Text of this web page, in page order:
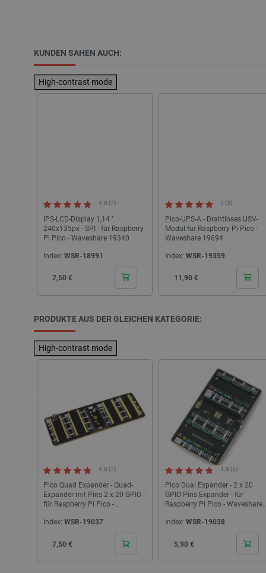
KUNDEN SAHEN AUCH:
High-contrast mode
4.8 (7)
IPS-LCD-Display 1,14 ''
240x135px - SPI - für Raspberry
Pi Pico - Waveshare 19340
Index: WSR-18991
Cena
7,50 €
5 (3)
Pico-UPS-A - Drahtloses USV-
Modul für Raspberry Pi Pico -
Waveshare 19694
Index: WSR-19359
Cena
11,90 €
PRODUKTE AUS DER GLEICHEN KATEGORIE:
High-contrast mode
4.8 (7)
Pico Quad Expander - Quad-
Expander mit Pins 2 x 20 GPIO -
für Raspberry Pi Pico -
Index: WSR-19037
Cena
7,50 €
4.8 (5)
Pico Dual Expander - 2 x 20
GPIO Pins Expander - für
Raspberry Pi Pico - Waveshare
Index: WSR-19038
Cena
5,90 €
LaSID
_smvs
critCartData
Storage declaration
Name
_uetvid
lastExternalReferrer
lastExternalReferrerTime